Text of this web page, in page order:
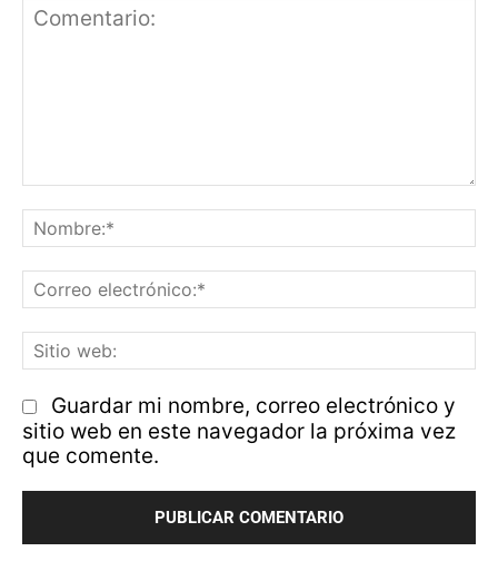
Guardar mi nombre, correo electrónico y
sitio web en este navegador la próxima vez
que comente.